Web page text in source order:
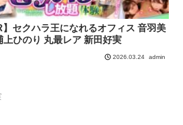
セクハラ王になれるオフィス 音羽美
上ひのり 丸最レア 新田好実
2026.03.24 admin